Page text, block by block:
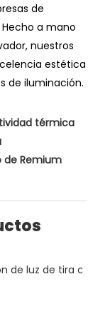
de
a mano
nuestros
estética
de iluminación.
térmica
de Remium